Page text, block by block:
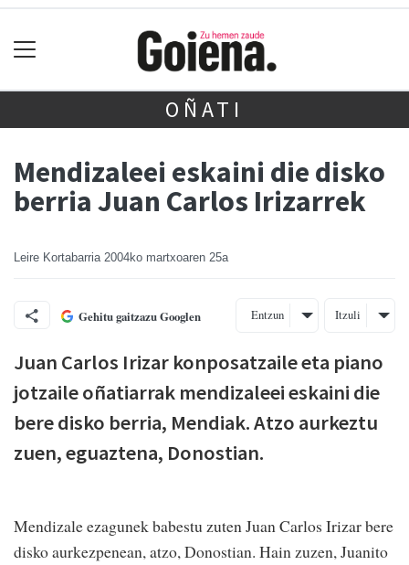
OÑATI
Mendizaleei eskaini die disko
berria Juan Carlos Irizarrek
Leire Kortabarria 2004ko martxoaren 25a
Gehitu gaitzazu Googlen Entzun Itzuli
Juan Carlos Irizar konposatzaile eta piano
jotzaile oñatiarrak mendizaleei eskaini die
bere disko berria, Mendiak. Atzo aurkeztu
zuen, eguaztena, Donostian.
Mendizale ezagunek babestu zuten Juan Carlos Irizar bere
disko aurkezpenean, atzo, Donostian. Hain zuzen, Juanito